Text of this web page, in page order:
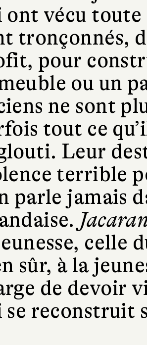
ont vécu toute
tronçonnés,
pour
ou un
ne sont
tout ce
Leur
terrible
parle jamais
celle
sûr, à la
de devoir
se reconstruit